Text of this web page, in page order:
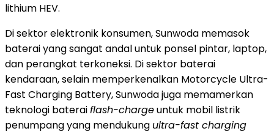
lithium HEV.
Di sektor elektronik konsumen, Sunwoda memasok
baterai yang sangat andal untuk ponsel pintar, laptop,
dan perangkat terkoneksi. Di sektor baterai
kendaraan, selain memperkenalkan Motorcycle Ultra-
Fast Charging Battery, Sunwoda juga memamerkan
teknologi bateraiflash-chargeuntuk mobil listrik
penumpang yang mendukung ultra-fast charging